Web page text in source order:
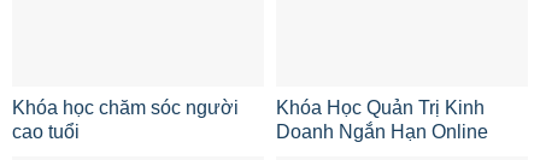
Khóa học chăm sóc người
cao tuổi
Khóa Học Quản Trị Kinh
Doanh Ngắn Hạn Online